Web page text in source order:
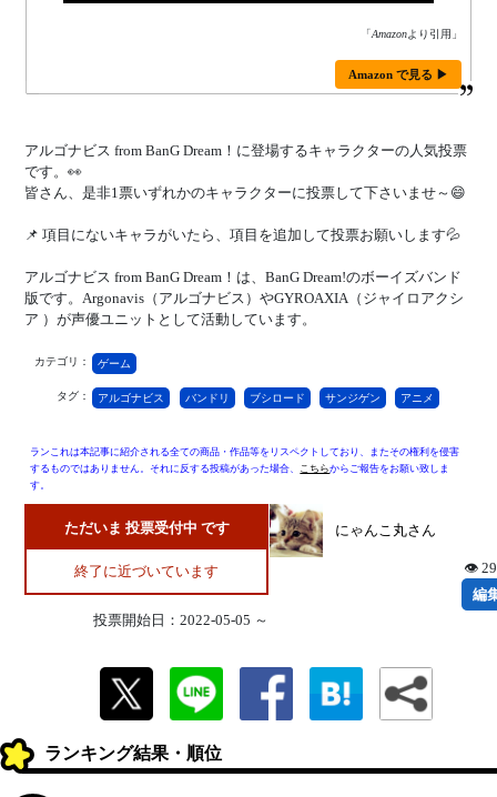
「Amazonより引用」
Amazon で見る ▶
アルゴナビス from BanG Dream！に登場するキャラクターの人気投票
です。👀
皆さん、是非1票いずれかのキャラクターに投票して下さいませ～😄
📌 項目にないキャラがいたら、項目を追加して投票お願いします💦
アルゴナビス from BanG Dream！は、BanG Dream!のボーイズバンド
版です。Argonavis（アルゴナビス）やGYROAXIA（ジャイロアクシ
ア ）が声優ユニットとして活動しています。
カテゴリ： ゲーム
タグ： アルゴナビス バンドリ ブシロード サンジゲン アニメ
ランこれは本記事に紹介される全ての商品・作品等をリスペクトしており、またその権利を侵害
するものではありません。それに反する投稿があった場合、 こちらからご報告をお願い致しま
す。
ただいま 投票受付中 です
終了に近づいています
投票開始日：2022-05-05 ～
にゃんこ丸さん
👁
編
ランキング結果・順位